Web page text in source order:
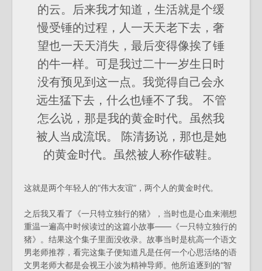
的云。后来我才知道，生活就是个缓
慢受锤的过程，人一天天老下去，奢
望也一天天消失，最后变得像挨了锤
的牛一样。可是我过二十一岁生日时
没有预见到这一点。我觉得自己会永
远生猛下去，什么也锤不了我。 不管
怎么说，那是我的黄金时代。虽然我
被人当成流氓。 陈清扬说，那也是她
的黄金时代。虽然被人称作破鞋。
这就是两个年轻人的“伟大友谊”，两个人的黄金时代。
之后我又看了《一只特立独行的猪》，当时也是心血来潮想
重温一遍高中时候读过的这篇小故事——《一只特立独行的
猪》。结果这个集子里面没收录。故事当时是杭高一个语文
男老师推荐，看完这集子便知道凡是任何一个心思活络的语
文男老师大都是会视王小波为精神导师。他所追逐到的“智